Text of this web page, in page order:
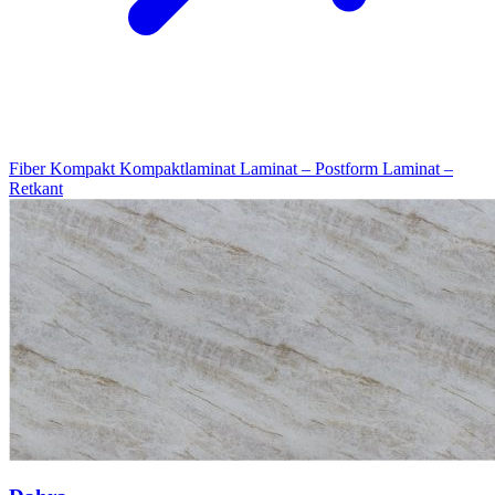
Fiber Kompakt Kompaktlaminat Laminat – Postform Laminat –
Retkant